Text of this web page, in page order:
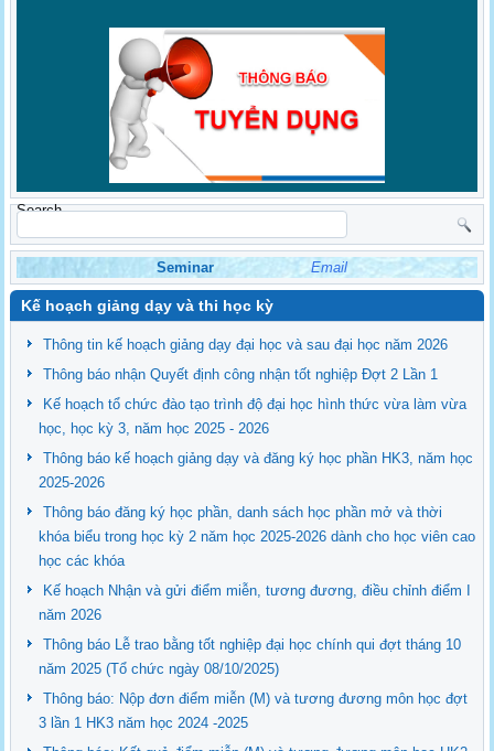
Search
Seminar Email
Kế hoạch giảng dạy và thi học kỳ
Thông tin kế hoạch giảng dạy đại học và sau đại học năm 2026
Thông báo nhận Quyết định công nhận tốt nghiệp Đợt 2 Lần 1
Kế hoạch tổ chức đào tạo trình độ đại học hình thức vừa làm vừa
học, học kỳ 3, năm học 2025 - 2026
Thông báo kế hoạch giảng dạy và đăng ký học phần HK3, năm học
2025-2026
Thông báo đăng ký học phần, danh sách học phần mở và thời
khóa biểu trong học kỳ 2 năm học 2025-2026 dành cho học viên cao
học các khóa
Kế hoạch Nhận và gửi điểm miễn, tương đương, điều chỉnh điểm I
năm 2026
Thông báo Lễ trao bằng tốt nghiệp đại học chính qui đợt tháng 10
năm 2025 (Tổ chức ngày 08/10/2025)
Thông báo: Nộp đơn điểm miễn (M) và tương đương môn học đợt
3 lần 1 HK3 năm học 2024 -2025